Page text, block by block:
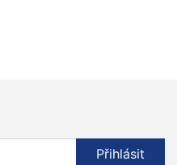
Přihlásit